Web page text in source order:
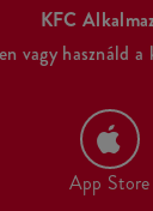
KFC
vagy használd a
App Store